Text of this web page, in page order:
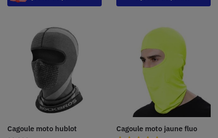
Cagoule moto hublot Cagoule moto jaune fluo